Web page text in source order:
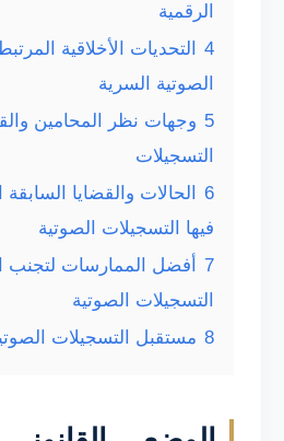
الرقمية
4
التحديات الأخلاقية
الصوتية السرية
5 وجهات نظر المحامين
التسجيلات
6
الحالات والقضايا
فيها التسجيلات الصوتية
7
أفضل الممارسات لتجنب
التسجيلات الصوتية
8 مستقبل التسجيلات